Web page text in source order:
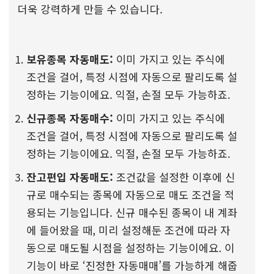
더욱 강력하게 만들 수 있습니다.
보유종목 자동매도: 이미 가지고 있는 주식에
조건을 걸어, 특정 시점에 자동으로 팔리도록 설
정하는 기능이에요. 익절, 손절 모두 가능하죠.
신규종목 자동매수: 이미 가지고 있는 주식에
조건을 걸어, 특정 시점에 자동으로 팔리도록 설
정하는 기능이에요. 익절, 손절 모두 가능하죠.
잔고편입 자동매도: 조건값을 설정한 이후에 신
규로 매수되는 종목에 자동으로 매도 조건을 적
용되는 기능입니다. 신규 매수된 종목이 내 계좌
에 들어왔을 때, 미리 설정해둔 조건에 따라 자
동으로 매도될 시점을 설정하는 기능이에요. 이
기능이 바로 ‘진정한 자동매매’를 가능하게 해줍